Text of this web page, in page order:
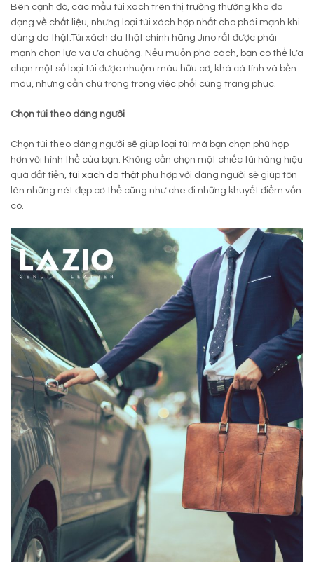
Bên cạnh đó, các mẫu túi xách trên thị trường thường khá đa
dạng về chất liệu, nhưng loại túi xách hợp nhất cho phái mạnh khi
dùng da thật.Túi xách da thật chính hãng Jino rất được phái
mạnh chọn lựa và ưa chuộng. Nếu muốn phá cách, bạn có thể lựa
chọn một số loại túi được nhuộm màu hữu cơ, khá cá tính và bền
màu, nhưng cần chú trọng trong việc phối cùng trang phục.
Chọn túi theo dáng người
Chọn túi theo dáng người sẽ giúp loại túi mà bạn chọn phù hợp
hơn với hình thể của bạn. Không cần chọn một chiếc túi hàng hiệu
quá đắt tiền, túi xách da thật phù hợp với dáng người sẽ giúp tôn
lên những nét đẹp cơ thể cũng như che đi những khuyết điểm vốn
có.